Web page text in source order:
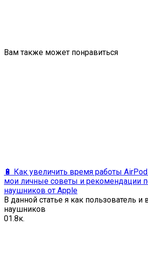
Вам также может понравиться
🔋 Как увеличить время работы
мои личные советы и рекомендации
наушников от Apple
В данной статье я как пользователь и
наушников
01.8к.